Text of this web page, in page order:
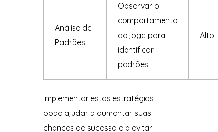
Análise de
Padrões
Observar o
comportamento
do jogo para
identificar
padrões.
Alto
Implementar estas estratégias
pode ajudar a aumentar suas
chances de sucesso e a evitar